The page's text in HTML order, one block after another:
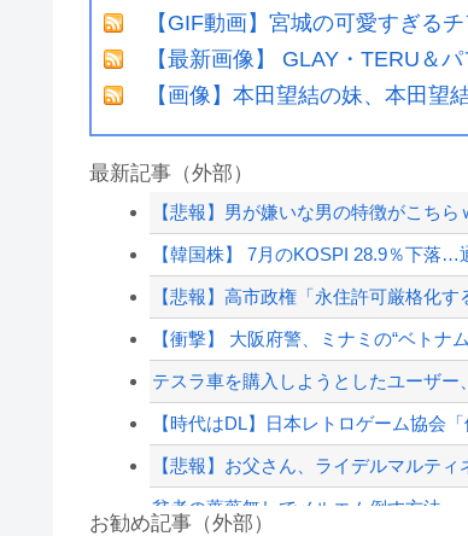
【GIF動画】宮城の可愛すぎる
【最新画像】 GLAY・TERU＆
【画像】本田望結の妹、本田望
最新記事（外部）
【悲報】男が嫌いな男の特徴がこち
【韓国株】 7月のKOSPI 28.9％下落
【悲報】高市政権「永住許可厳格化
【衝撃】 大阪府警、ミナミの“ベトナ
テスラ車を購入しようとしたユーザ
【時代はDL】日本レトロゲーム協会
【悲報】お父さん、ライデルマルテ
貧者の薔薇無しでメルエム倒す方法
お勧め記事（外部）